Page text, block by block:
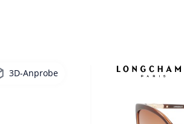
3D-Anprobe